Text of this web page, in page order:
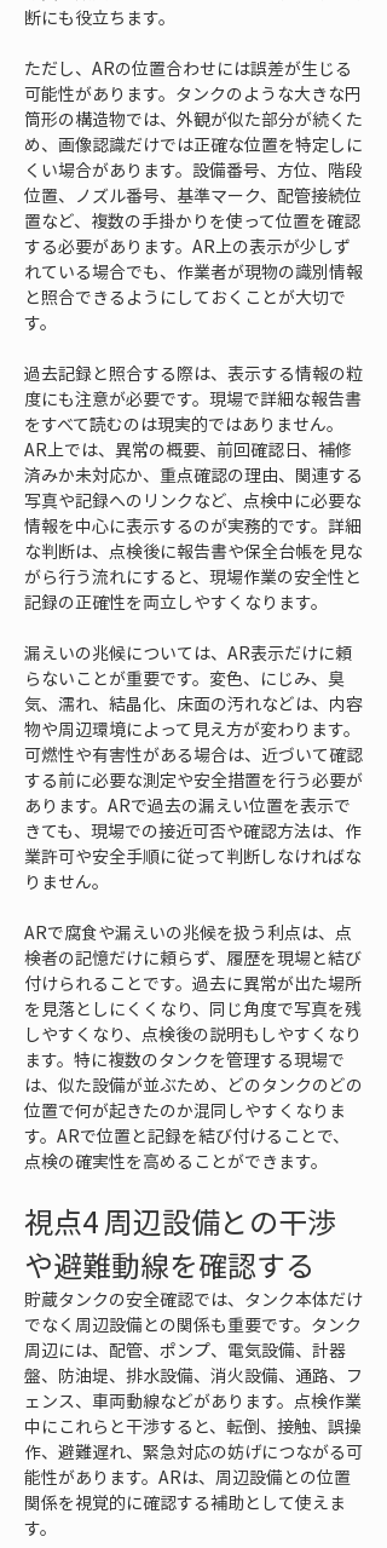
断にも役立ちます。
ただし、ARの位置合わせには誤差が生じる
可能性があります。タンクのような大きな円
筒形の構造物では、外観が似た部分が続くた
め、画像認識だけでは正確な位置を特定しに
くい場合があります。設備番号、方位、階段
位置、ノズル番号、基準マーク、配管接続位
置など、複数の手掛かりを使って位置を確認
する必要があります。AR上の表示が少しず
れている場合でも、作業者が現物の識別情報
と照合できるようにしておくことが大切で
す。
過去記録と照合する際は、表示する情報の粒
度にも注意が必要です。現場で詳細な報告書
をすべて読むのは現実的ではありません。
AR上では、異常の概要、前回確認日、補修
済みか未対応か、重点確認の理由、関連する
写真や記録へのリンクなど、点検中に必要な
情報を中心に表示するのが実務的です。詳細
な判断は、点検後に報告書や保全台帳を見な
がら行う流れにすると、現場作業の安全性と
記録の正確性を両立しやすくなります。
漏えいの兆候については、AR表示だけに頼
らないことが重要です。変色、にじみ、臭
気、濡れ、結晶化、床面の汚れなどは、内容
物や周辺環境によって見え方が変わります。
可燃性や有害性がある場合は、近づいて確認
する前に必要な測定や安全措置を行う必要が
あります。ARで過去の漏えい位置を表示で
きても、現場での接近可否や確認方法は、作
業許可や安全手順に従って判断しなければな
りません。
ARで腐食や漏えいの兆候を扱う利点は、点
検者の記憶だけに頼らず、履歴を現場と結び
付けられることです。過去に異常が出た場所
を見落としにくくなり、同じ角度で写真を残
しやすくなり、点検後の説明もしやすくなり
ます。特に複数のタンクを管理する現場で
は、似た設備が並ぶため、どのタンクのどの
位置で何が起きたのか混同しやすくなりま
す。ARで位置と記録を結び付けることで、
点検の確実性を高めることができます。
視点4 周辺設備との干渉
や避難動線を確認する
貯蔵タンクの安全確認では、タンク本体だけ
でなく周辺設備との関係も重要です。タンク
周辺には、配管、ポンプ、電気設備、計器
盤、防油堤、排水設備、消火設備、通路、フ
ェンス、車両動線などがあります。点検作業
中にこれらと干渉すると、転倒、接触、誤操
作、避難遅れ、緊急対応の妨げにつながる可
能性があります。ARは、周辺設備との位置
関係を視覚的に確認する補助として使えま
す。